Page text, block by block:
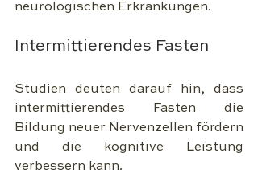
neurologischen Erkrankungen.
Intermittierendes Fasten
Studien deuten darauf hin, dass
intermittierendes Fasten die
Bildung neuer Nervenzellen fördern
und die kognitive Leistung
verbessern kann.